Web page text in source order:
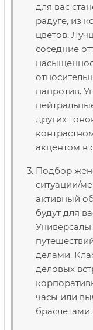
для вас
радуге, из
цветов.
соседние
напротив.
других
акцентом в
Подбор
ситуации/
активный
будут для
делами.
деловых
часы или
браслетами.